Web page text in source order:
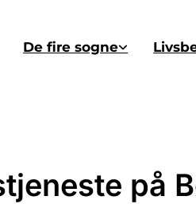
De fire sogne
på